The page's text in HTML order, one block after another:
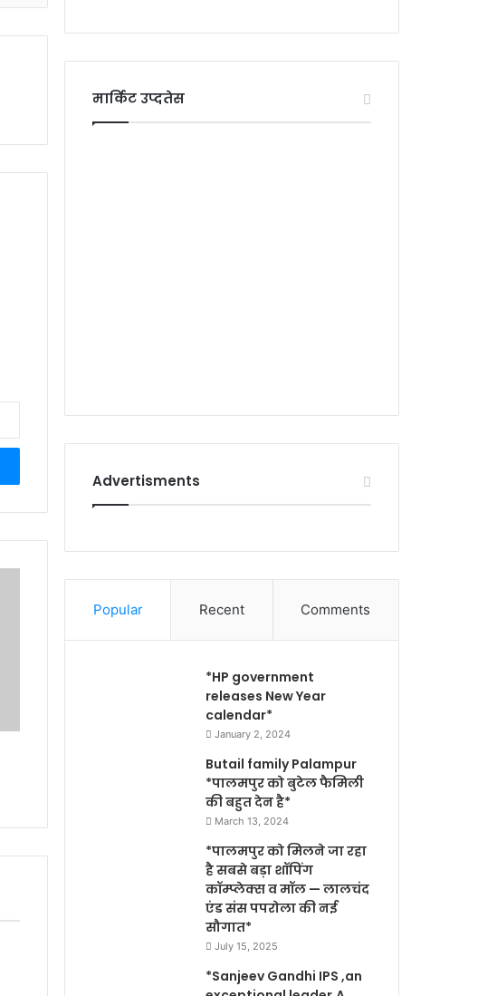
मार्किट उप्दतेस
Advertisments
Popular Recent Comments
*HP government
releases New Year
calendar*
January 2, 2024
Butail family Palampur
*पालमपुर को बुटेल फैमिली
की बहुत देन है*
March 13, 2024
*पालमपुर को मिलने जा रहा
है सबसे बड़ा शॉपिंग
कॉम्प्लेक्स व मॉल — लालचंद
एंड संस पपरोला की नई
सौगात*
July 15, 2025
*Sanjeev Gandhi IPS ,an